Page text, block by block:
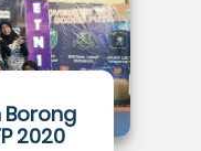
Borong
2020